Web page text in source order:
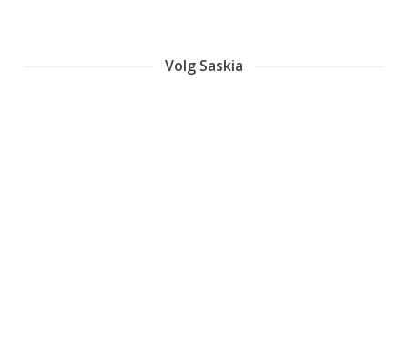
Volg Saskia